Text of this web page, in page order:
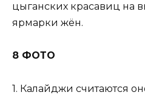
цыганских красавиц на
ярмарки жён.
8 ФОТО
1. Калайджи считаются